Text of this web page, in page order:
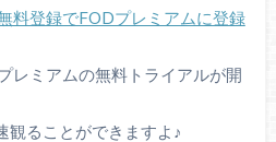
料登録でFODプレミアムに登録
レミアムの無料トライアルが開
観ることができますよ♪